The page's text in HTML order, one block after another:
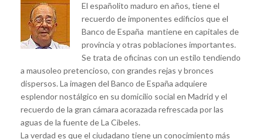
El españolito maduro en años, tiene el
recuerdo de imponentes edificios que el
Banco de España mantiene en capitales de
provincia y otras poblaciones importantes.
Se trata de oficinas con un estilo tendiendo
a mausoleo pretencioso, con grandes rejas y bronces
dispersos. La imagen del Banco de España adquiere
esplendor nostálgico en su domicilio social en Madrid y el
recuerdo de la gran cámara acorazada refrescada por las
aguas de la fuente de La Cibeles.
La verdad es que el ciudadano tiene un conocimiento más